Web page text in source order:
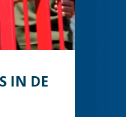
IN DE